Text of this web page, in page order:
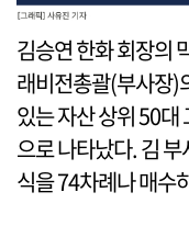
김승연 한화 회장의
래비전총괄(부사장)
있는 자산 상위 50대
으로 나타났다. 김
식을 74차례나 매수